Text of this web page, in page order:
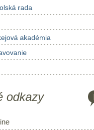
rada
akadémia
odkazy